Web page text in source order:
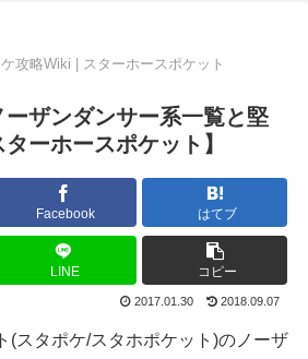
攻略Wiki | スターホースポケット
ーザンダンサー系一覧と堅
ーホースポケット】
Facebook はてブ
LINE コピー
2017.01.30 2018.09.07
(スタポケ/スタホポケット)のノーザ